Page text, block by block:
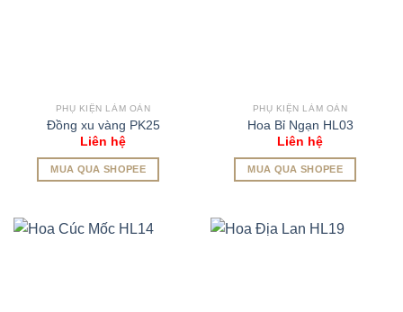
PHỤ KIỆN LÀM OẢN
Đồng xu vàng PK25
Liên hệ
MUA QUA SHOPEE
PHỤ KIỆN LÀM OẢN
Hoa Bỉ Ngạn HL03
Liên hệ
MUA QUA SHOPEE